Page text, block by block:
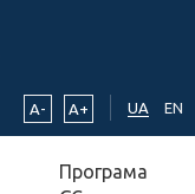
A- A+ UA EN
Програма